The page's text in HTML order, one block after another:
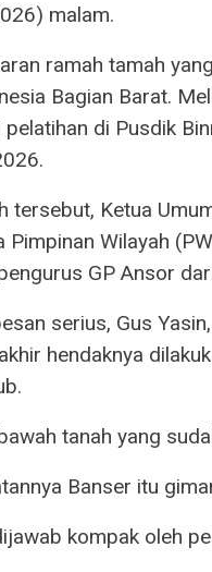
malam.
ramah tamah
Bagian Barat.
di Pusdik
tersebut, Ketua
Pimpinan Wilayah
GP Ansor
serius, Gus
hendaknya
tanah yang
Banser itu
kompak oleh